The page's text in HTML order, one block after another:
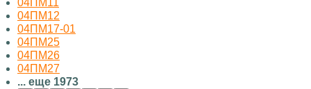
04ПМ11
04ПМ12
04ПМ17-01
04ПМ25
04ПМ26
04ПМ27
... еще 1973